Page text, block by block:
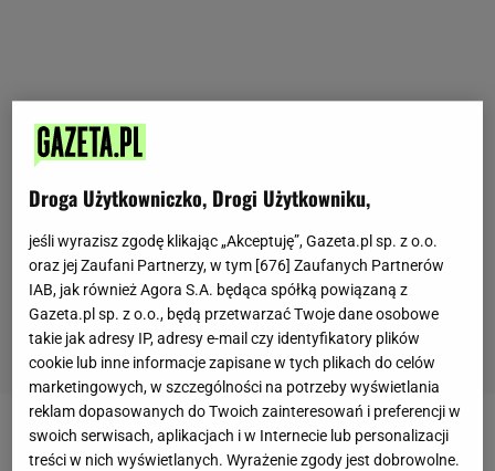
RANDKA
Droga Użytkowniczko, Drogi Użytkowniku,
jeśli wyrazisz zgodę klikając „Akceptuję”, Gazeta.pl sp. z o.o.
oraz jej Zaufani Partnerzy, w tym [676] Zaufanych Partnerów
IAB, jak również Agora S.A. będąca spółką powiązaną z
Gazeta.pl sp. z o.o., będą przetwarzać Twoje dane osobowe
takie jak adresy IP, adresy e-mail czy identyfikatory plików
cookie lub inne informacje zapisane w tych plikach do celów
marketingowych, w szczególności na potrzeby wyświetlania
reklam dopasowanych do Twoich zainteresowań i preferencji w
swoich serwisach, aplikacjach i w Internecie lub personalizacji
treści w nich wyświetlanych. Wyrażenie zgody jest dobrowolne.